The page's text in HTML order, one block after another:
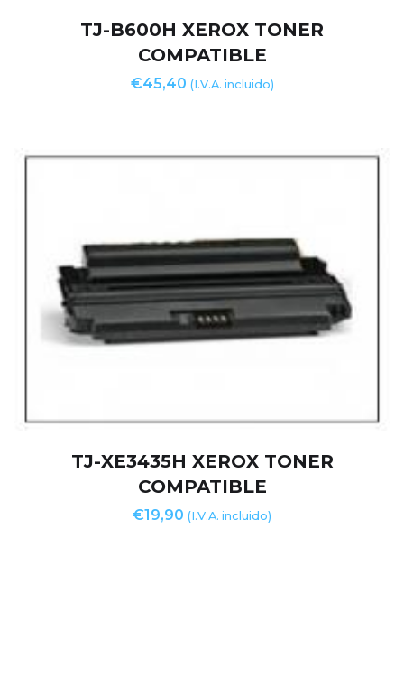
TJ-B600H XEROX TONER
COMPATIBLE
€45,40 (I.V.A. incluido)
TJ-XE3435H XEROX TONER
COMPATIBLE
€19,90 (I.V.A. incluido)